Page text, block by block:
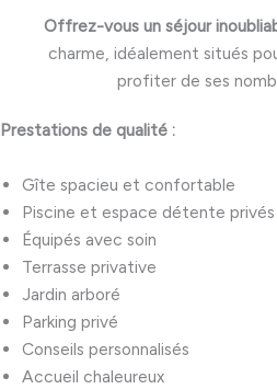
Offrez-vous un séjour
charme, idéalement situés
profiter de ses
Prestations de qualité :
Gîte spacieu et confortable
Piscine et espace détente privés
Équipés avec soin
Terrasse privative
Jardin arboré
Parking privé
Conseils personnalisés
Accueil chaleureux